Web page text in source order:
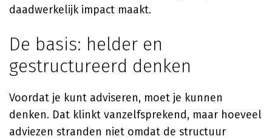
daadwerkelijk impact maakt.
De basis: helder en
gestructureerd denken
Voordat je kunt adviseren, moet je kunnen
denken. Dat klinkt vanzelfsprekend, maar hoeveel
adviezen stranden niet omdat de structuur